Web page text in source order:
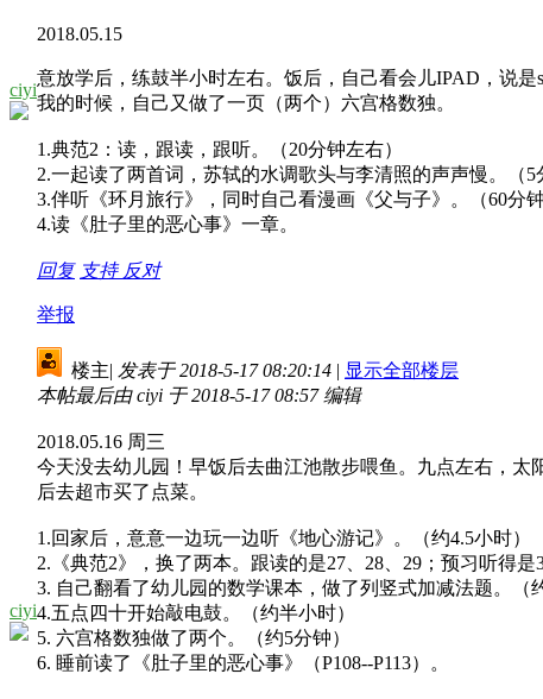
ciyi
2018.05.15
意放学后，练鼓半小时左右。饭后，自己看会儿IPAD，说
我的时候，自己又做了一页（两个）六宫格数独。
1.典范2：读，跟读，跟听。（20分钟左右）
2.一起读了两首词，苏轼的水调歌头与李清照的声声慢。（5
3.伴听《环月旅行》，同时自己看漫画《父与子》。（60分钟
4.读《肚子里的恶心事》一章。
回复 支持 反对
举报
ciyi
楼主| 发表于 2018-5-17 08:20:14 | 显示全部楼层
本帖最后由 ciyi 于 2018-5-17 08:57 编辑
2018.05.16 周三
今天没去幼儿园！早饭后去曲江池散步喂鱼。九点左右，太
后去超市买了点菜。
1.回家后，意意一边玩一边听《地心游记》。（约4.5小时）
2.《典范2》，换了两本。跟读的是27、28、29；预习听得是
3. 自己翻看了幼儿园的数学课本，做了列竖式加减法题。（
4.五点四十开始敲电鼓。（约半小时）
5. 六宫格数独做了两个。（约5分钟）
6. 睡前读了《肚子里的恶心事》（P108--P113）。